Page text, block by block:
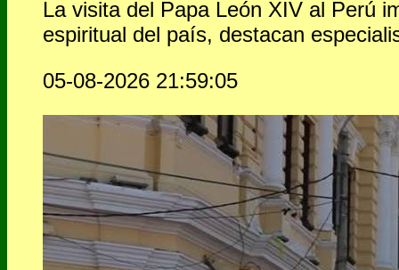
La visita del Papa León XIV al Perú
espiritual del país, destacan
05-08-2026 21:59:05